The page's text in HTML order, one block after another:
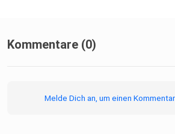
Kommentare (0)
Melde Dich an, um einen